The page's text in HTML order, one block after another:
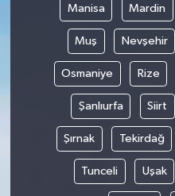
Manisa Mardin
Muş Nevşehir
Osmaniye Rize
Şanlıurfa Siirt
Şırnak Tekirdağ
Tunceli Uşak